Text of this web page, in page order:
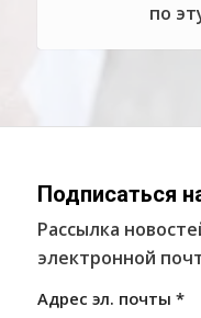
по
Подписаться
Рассылка
электронной
Адрес эл. почты *